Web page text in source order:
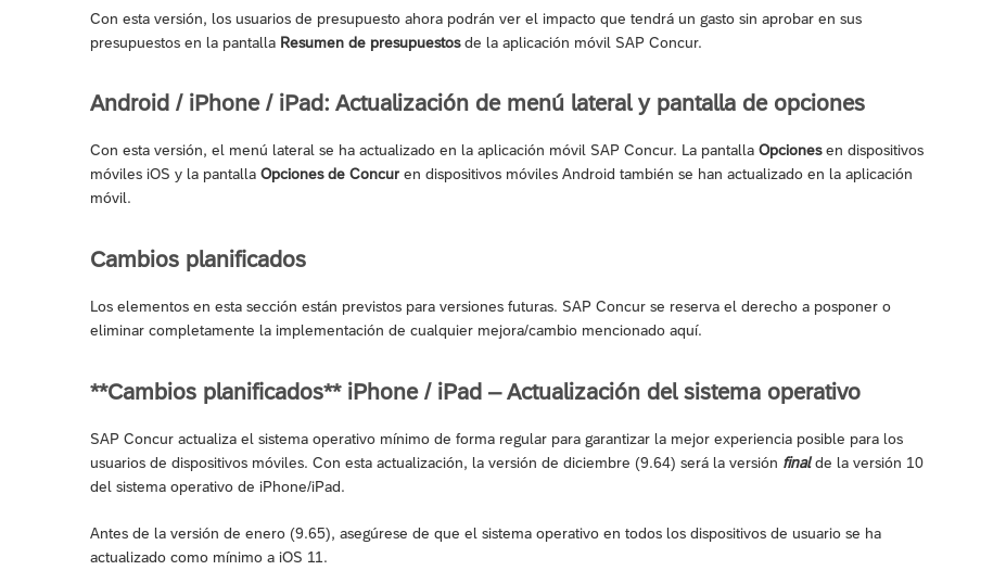
Con esta versión, los usuarios de presupuesto ahora podrán ver el impacto que tendrá un gasto sin aprobar en sus
presupuestos en la pantalla Resumen de presupuestosde la aplicación móvil SAP Concur.
Android / iPhone / iPad: Actualización de menú lateral y pantalla de opciones
Con esta versión, el menú lateral se ha actualizado en la aplicación móvil SAP Concur. La pantalla Opcionesen dispositivos
móviles iOS y la pantalla Opciones de Concur en dispositivos móviles Android también se han actualizado en la aplicación
móvil.
Cambios planificados
Los elementos en esta sección están previstos para versiones futuras. SAP Concur se reserva el derecho a posponer o
eliminar completamente la implementación de cualquier mejora/cambio mencionado aquí.
**Cambios planificados** iPhone / iPad – Actualización del sistema operativo
SAP Concur actualiza el sistema operativo mínimo de forma regular para garantizar la mejor experiencia posible para los
usuarios de dispositivos móviles. Con esta actualización, la versión de diciembre (9.64) será la versión finalde la versión 10
del sistema operativo de iPhone/iPad.
Antes de la versión de enero (9.65), asegúrese de que el sistema operativo en todos los dispositivos de usuario se ha
actualizado como mínimo a iOS 11.